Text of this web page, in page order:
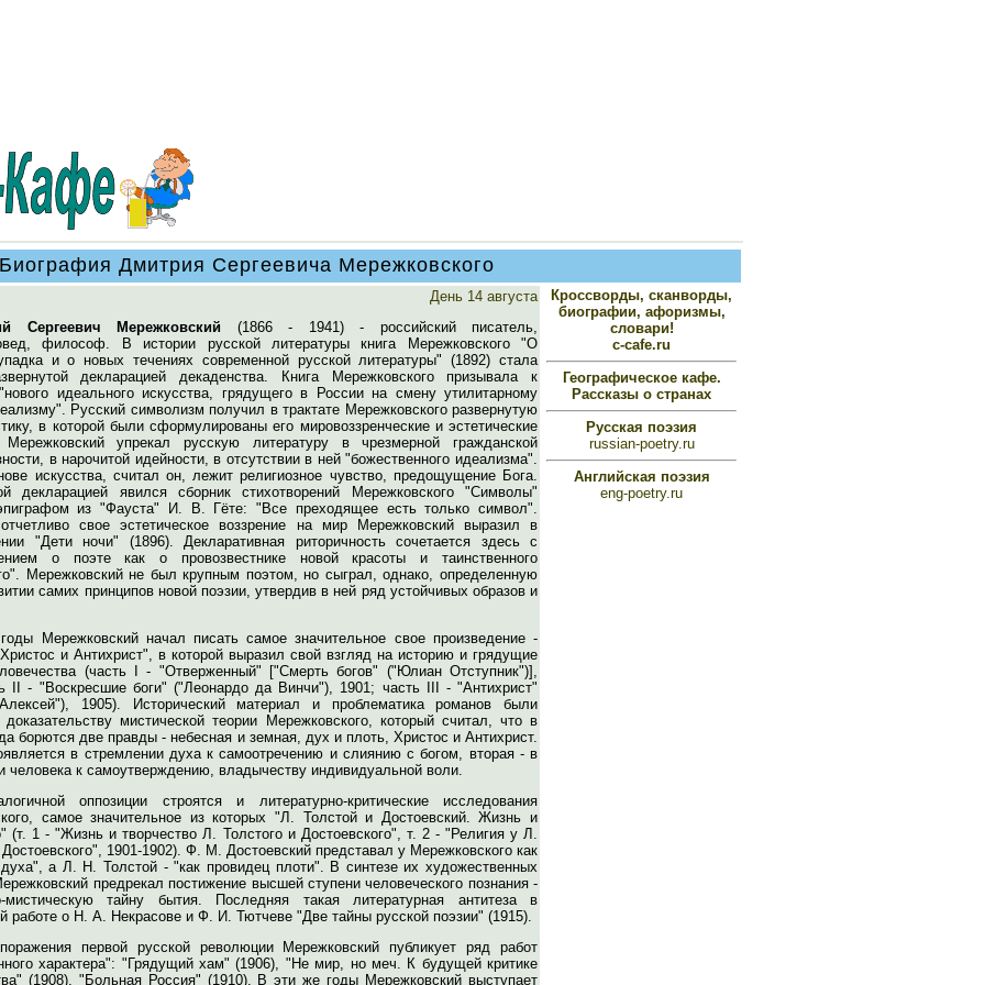
Дмитрия Сергеевича Мережковского
День 14 августа
Сергеевич Мережковский (1866 - 1941) - российский писатель,
философ. В истории русской литературы книга Мережковского "О
и о новых течениях современной русской литературы" (1892) стала
декларацией декаденства. Книга Мережковского призывала к
идеального искусства, грядущего в России на смену утилитарному
Русский символизм получил в трактате Мережковского развернутую
в которой были сформулированы его мировоззренческие и эстетические
Мережковский упрекал русскую литературу в чрезмерной гражданской
в нарочитой идейности, в отсутствии в ней "божественного идеализма".
искусства, считал он, лежит религиозное чувство, предощущение Бога.
декларацией явился сборник стихотворений Мережковского "Символы"
из "Фауста" И. В. Гёте: "Все преходящее есть только символ".
свое эстетическое воззрение на мир Мережковский выразил в
"Дети ночи" (1896). Декларативная риторичность сочетается здесь с
о поэте как о провозвестнике новой красоты и таинственного
Мережковский не был крупным поэтом, но сыграл, однако, определенную
самих принципов новой поэзии, утвердив в ней ряд устойчивых образов и
Мережковский начал писать самое значительное свое произведение -
и Антихрист", в которой выразил свой взгляд на историю и грядущие
(часть I - "Отверженный" ["Смерть богов" ("Юлиан Отступник")],
II - "Воскресшие боги" ("Леонардо да Винчи"), 1901; часть III - "Антихрист"
1905). Исторический материал и проблематика романов были
мистической теории Мережковского, который считал, что в
борются две правды - небесная и земная, дух и плоть, Христос и Антихрист.
в стремлении духа к самоотречению и слиянию с богом, вторая - в
человека к самоутверждению, владычеству индивидуальной воли.
оппозиции строятся и литературно-критические исследования
самое значительное из которых "Л. Толстой и Достоевский. Жизнь и
(т. 1 - "Жизнь и творчество Л. Толстого и Достоевского", т. 2 - "Религия у Л.
Достоевского", 1901-1902). Ф. М. Достоевский представал у Мережковского как
а Л. Н. Толстой - "как провидец плоти". В синтезе их художественных
предрекал постижение высшей ступени человеческого познания -
мистическую тайну бытия. Последняя такая литературная антитеза в
работе о Н. А. Некрасове и Ф. И. Тютчеве "Две тайны русской поэзии" (1915).
первой русской революции Мережковский публикует ряд работ
характера": "Грядущий хам" (1906), "Не мир, но меч. К будущей критике
(1908), "Больная Россия" (1910). В эти же годы Мережковский выступает
Кроссворды, сканворды,
биографии, афоризмы,
словари!
c-cafe.ru
Географическое кафе.
Рассказы о странах
Русская поэзия
russian-poetry.ru
Английская поэзия
eng-poetry.ru